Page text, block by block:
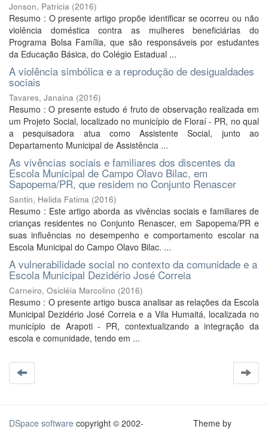
Jonson, Patricia (2016)
Resumo : O presente artigo propõe identificar se ocorreu ou não
violência doméstica contra as mulheres beneficiárias do
Programa Bolsa Família, que são responsáveis por estudantes
da Educação Básica, do Colégio Estadual ...
A violência simbólica e a reprodução de desigualdades
sociais
Tavares, Janaina (2016)
Resumo : O presente estudo é fruto de observação realizada em
um Projeto Social, localizado no município de Floraí - PR, no qual
a pesquisadora atua como Assistente Social, junto ao
Departamento Municipal de Assistência ...
As vivências sociais e familiares dos discentes da
Escola Municipal de Campo Olavo Bilac, em
Sapopema/PR, que residem no Conjunto Renascer
Santin, Helida Fatima (2016)
Resumo : Este artigo aborda as vivências sociais e familiares de
crianças residentes no Conjunto Renascer, em Sapopema/PR e
suas influências no desempenho e comportamento escolar na
Escola Municipal do Campo Olavo Bilac. ...
A vulnerabilidade social no contexto da comunidade e a
Escola Municipal Dezidério José Correia
Carneiro, Osicléia Marcolino (2016)
Resumo : O presente artigo busca analisar as relações da Escola
Municipal Dezidério José Correia e a Vila Humaitá, localizada no
município de Arapoti - PR, contextualizando a integração da
escola e comunidade, tendo em ...
DSpace software copyright © 2002- Theme by